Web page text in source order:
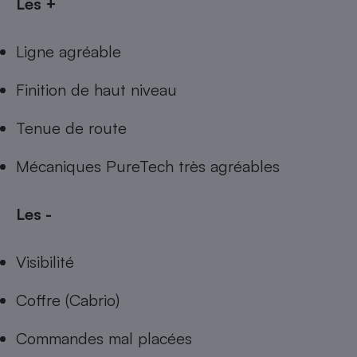
Ligne agréable
Finition de haut niveau
Tenue de route
Mécaniques PureTech très agréables
Les -
Visibilité
Coffre (Cabrio)
Commandes mal placées